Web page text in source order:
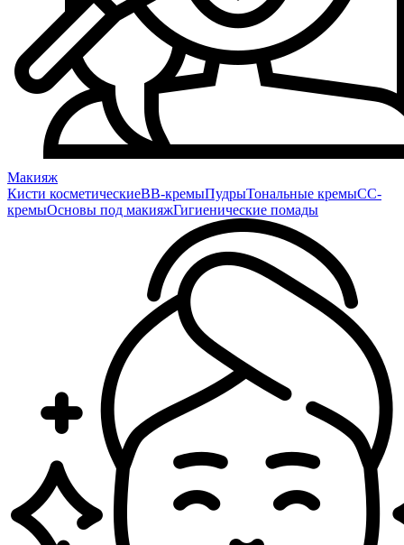
Макияж
Кисти косметическиеBB-кремыПудрыТональные кремыCC-
кремыОсновы под макияжГигиенические помады